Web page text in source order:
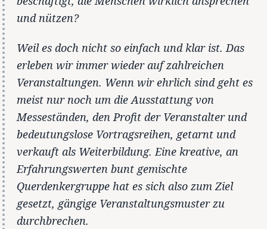
und nützen?
Weil es doch nicht so einfach und klar ist. Das
erleben wir immer wieder auf zahlreichen
Veranstaltungen. Wenn wir ehrlich sind geht es
meist nur noch um die Ausstattung von
Messeständen, den Profit der Veranstalter und
bedeutungslose Vortragsreihen, getarnt und
verkauft als Weiterbildung. Eine kreative, an
Erfahrungswerten bunt gemischte
Querdenkergruppe hat es sich also zum Ziel
gesetzt, gängige Veranstaltungsmuster zu
durchbrechen.